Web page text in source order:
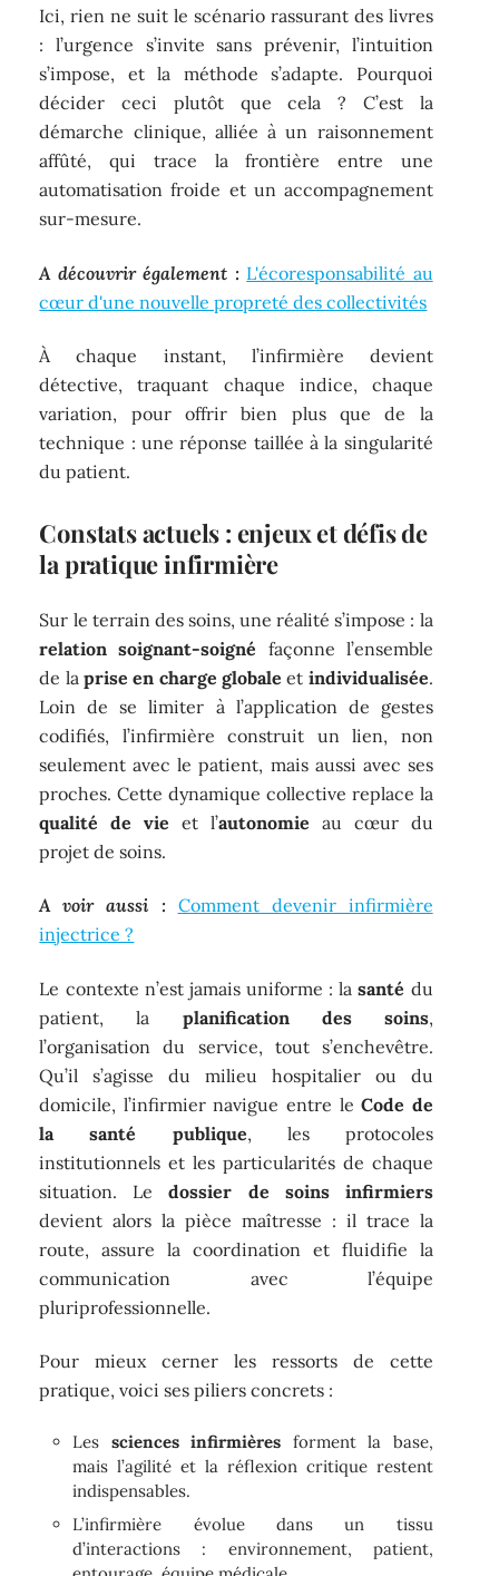
Ici, rien ne suit le scénario rassurant des livres
: l’urgence s’invite sans prévenir, l’intuition
s’impose, et la méthode s’adapte. Pourquoi
décider ceci plutôt que cela ? C’est la
démarche clinique, alliée à un raisonnement
affûté, qui trace la frontière entre une
automatisation froide et un accompagnement
sur-mesure.
A découvrir également : L'écoresponsabilité au
cœur d'une nouvelle propreté des collectivités
À chaque instant, l’infirmière devient
détective, traquant chaque indice, chaque
variation, pour offrir bien plus que de la
technique : une réponse taillée à la singularité
du patient.
Constats actuels : enjeux et défis de
la pratique infirmière
Sur le terrain des soins, une réalité s’impose : la
relation soignant-soigné façonne l’ensemble
de laprise en charge globale et individualisée.
Loin de se limiter à l’application de gestes
codifiés, l’infirmière construit un lien, non
seulement avec le patient, mais aussi avec ses
proches. Cette dynamique collective replace la
qualité de vie et l’autonomie au cœur du
projet de soins.
A voir aussi : Comment devenir infirmière
injectrice ?
Le contexte n’est jamais uniforme : lasanté du
patient, la planification des soins,
l’organisation du service, tout s’enchevêtre.
Qu’il s’agisse du milieu hospitalier ou du
domicile, l’infirmier navigue entre leCode de
la santé publique, les protocoles
institutionnels et les particularités de chaque
situation. Ledossier de soins infirmiers
devient alors la pièce maîtresse : il trace la
route, assure la coordination et fluidifie la
communication avec l’équipe
pluriprofessionnelle.
Pour mieux cerner les ressorts de cette
pratique, voici ses piliers concrets :
Les sciences infirmières forment la base,
mais l’agilité et la réflexion critique restent
indispensables.
L’infirmière évolue dans un tissu
d’interactions : environnement, patient,